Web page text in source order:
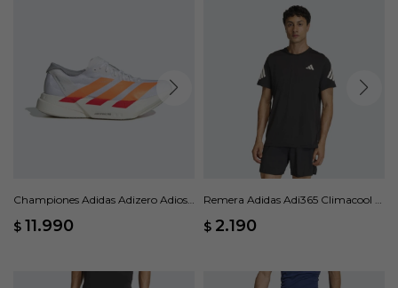
Championes Adidas Adizero Adios
$ 11.990
Remera Adidas Adi365 Climacool -
$ 2.190